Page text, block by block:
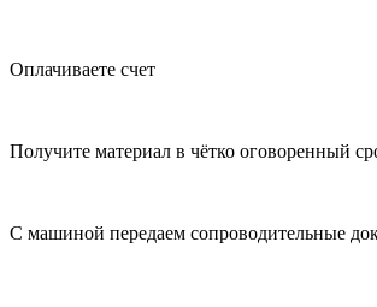
Оплачиваете счет
Получите материал в чётко оговоренный
С машиной передаем сопроводительные